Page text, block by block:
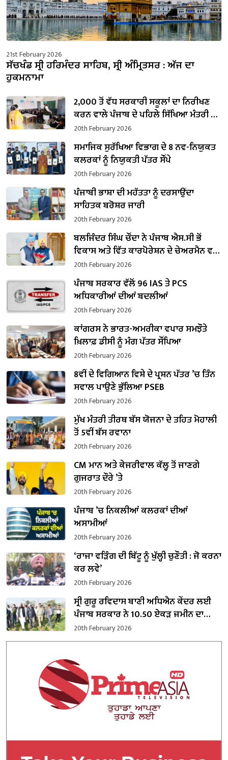
21st February 2026
ਸੱਚਖੰਡ ਸ੍ਰੀ ਹਰਿਮੰਦਰ ਸਾਹਿਬ, ਸ੍ਰੀ ਅੰਮ੍ਰਿਤਸਰ : ਅੱਜ ਦਾ
ਹੁਕਮਨਾਮਾ
2,000 ਤੋਂ ਵੱਧ ਸਰਕਾਰੀ ਸਕੂਲਾਂ ਦਾ ਨਿਰੀਖਣ
ਕਰਨ ਵਾਲੇ ਪੰਜਾਬ ਦੇ ਪਹਿਲੇ ਸਿੱਖਿਆ ਮੰਤਰੀ ਬਣੇ
ਹਰਜੋਤ ਸਿੰਘ ਬੈਂਸ
20th February 2026
ਸਮਾਜਿਕ ਸੁਰੱਖਿਆ ਵਿਭਾਗ ਦੇ 8 ਨਵ-ਨਿਯੁਕਤ
ਕਲਰਕਾਂ ਨੂੰ ਨਿਯੁਕਤੀ ਪੱਤਰ ਸੌਂਪੇ
20th February 2026
ਪੰਜਾਬੀ ਭਾਸ਼ਾ ਦੀ ਮਹੱਤਤਾ ਨੂੰ ਦਰਸਾਉਂਦਾ
ਸਾਹਿਤਕ ਬਰੋਸ਼ਰ ਜਾਰੀ
20th February 2026
ਬਲਜਿੰਦਰ ਸਿੰਘ ਚੌਂਦਾ ਨੇ ਪੰਜਾਬ ਐਸ.ਸੀ ਭੋਂ
ਵਿਕਾਸ ਅਤੇ ਵਿੱਤ ਕਾਰਪੋਰੇਸ਼ਨ ਦੇ ਚੇਅਰਮੈਨ ਵਜੋਂ
ਸੰਭਾਲਿਆ ਕਾਰਜਭਾਰ
20th February 2026
ਪੰਜਾਬ ਸਰਕਾਰ ਵੱਲੋਂ 96 IAS ਤੇ PCS
ਅਧਿਕਾਰੀਆਂ ਦੀਆਂ ਬਦਲੀਆਂ
20th February 2026
ਕਾਂਗਰਸ ਨੇ ਭਾਰਤ-ਅਮਰੀਕਾ ਵਪਾਰ ਸਮਝੌਤੇ
ਖ਼ਿਲਾਫ਼ ਡੀਸੀ ਨੂੰ ਮੰਗ ਪੱਤਰ ਸੌਂਪਿਆ
20th February 2026
8ਵੀਂ ਦੇ ਵਿਗਿਆਨ ਵਿਸ਼ੇ ਦੇ ਪ੍ਰਸ਼ਨ ਪੱਤਰ ’ਚ ਤਿੰਨ
ਸਵਾਲ ਪਾਉਣੇ ਭੁੱਲਿਆ PSEB
20th February 2026
ਮੁੱਖ ਮੰਤਰੀ ਤੀਰਥ ਬੱਸ ਯੋਜਨਾ ਦੇ ਤਹਿਤ ਮੋਹਾਲੀ
ਤੋਂ 5ਵੀਂ ਬੱਸ ਰਵਾਨਾ
20th February 2026
CM ਮਾਨ ਅਤੇ ਕੇਜਰੀਵਾਲ ਕੱਲ੍ਹ ਤੋਂ ਜਾਣਗੇ
ਗੁਜਰਾਤ ਦੌਰੇ ’ਤੇ
20th February 2026
ਪੰਜਾਬ ’ਚ ਨਿਕਲੀਆਂ ਕਲਰਕਾਂ ਦੀਆਂ
ਅਸਾਮੀਆਂ
20th February 2026
‘ਰਾਜਾ ਵੜਿੰਗ ਦੀ ਬਿੱਟੂ ਨੂੰ ਖੁੱਲ੍ਹੀ ਚੁਣੌਤੀ : ਜੋ ਕਰਨਾ
ਕਰ ਲਵੇ’
20th February 2026
ਸ੍ਰੀ ਗੁਰੂ ਰਵਿਦਾਸ ਬਾਣੀ ਅਧਿਐਨ ਕੇਂਦਰ ਲਈ
ਪੰਜਾਬ ਸਰਕਾਰ ਨੇ 10.50 ਏਕੜ ਜ਼ਮੀਨ ਦਾ
ਕਬਜ਼ਾ ਲਿਆ
20th February 2026